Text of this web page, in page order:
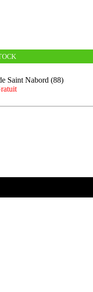
Saint Nabord (88)